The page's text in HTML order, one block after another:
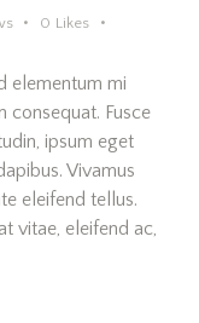
0 Likes
elementum mi
consequat. Fusce
ipsum eget
Vivamus
eleifend tellus.
vitae, eleifend ac,